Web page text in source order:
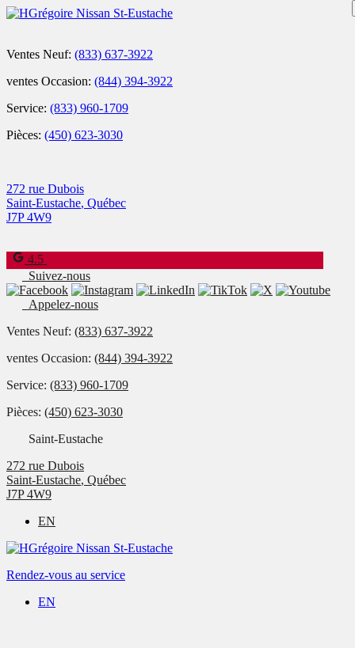
Ventes Neuf: (833) 637-3922
ventes Occasion: (844) 394-3922
Service: (833) 960-1709
Pièces: (450) 623-3030
272 rue Dubois
Saint-Eustache, Québec
J7P 4W9
4.5
Suivez-nous
Appelez-nous
Ventes Neuf: (833) 637-3922
ventes Occasion: (844) 394-3922
Service: (833) 960-1709
Pièces: (450) 623-3030
Saint-Eustache
272 rue Dubois
Saint-Eustache, Québec
J7P 4W9
EN
Rendez-vous au service
EN